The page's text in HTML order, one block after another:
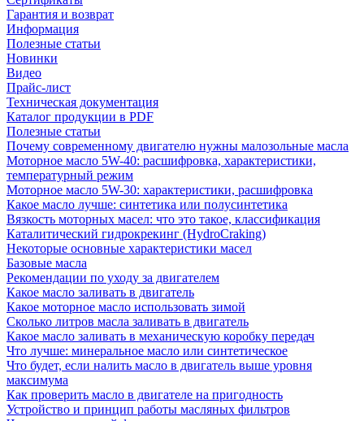
Гарантия и возврат
Информация
Полезные статьи
Новинки
Видео
Прайс-лист
Техническая документация
Каталог продукции в PDF
Полезные статьи
Почему современному двигателю нужны малозольные масла
Моторное масло 5W-40: расшифровка, характеристики,
температурный режим
Моторное масло 5W-30: характеристики, расшифровка
Какое масло лучше: синтетика или полусинтетика
Вязкость моторных масел: что это такое, классификация
Каталитический гидрокрекинг (НydroСraking)
Некоторые основные характеристики масел
Базовые масла
Рекомендации по уходу за двигателем
Какое масло заливать в двигатель
Какое моторное масло использовать зимой
Сколько литров масла заливать в двигатель
Какое масло заливать в механическую коробку передач
Что лучше: минеральное масло или синтетическое
Что будет, если налить масло в двигатель выше уровня
максимума
Как проверить масло в двигателе на пригодность
Устройство и принцип работы масляных фильтров